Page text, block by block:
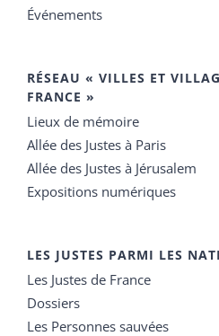
Événements
RÉSEAU « VILLES ET
FRANCE »
Lieux de mémoire
Allée des Justes à Paris
Allée des Justes à Jérusalem
Expositions numériques
LES JUSTES PARMI LES
Les Justes de France
Dossiers
Les Personnes sauvées